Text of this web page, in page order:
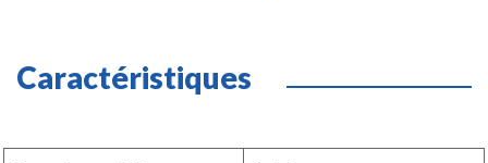
Caractéristiques